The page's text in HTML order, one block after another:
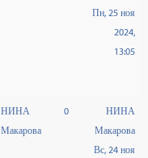
Пн, 25 ноя
2024,
13:05
НИНА
Макарова
0
НИНА
Макарова
Вс, 24 ноя